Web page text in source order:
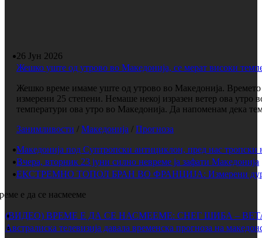
26 Јун 2026
Жешко уште од утрово во Македонија, се мерат високи
Жешко време имаме уште од утрово во Македонија. Времето
измерени 25 степени. Немаше некој изразен ветер ова
температури ова утро во Македонија. Да напоменам дека
Занимливости / Македонија / Прогноза
Македонија под Суптропски антициклон, пред нас тропски
Вчера, вторник 23 јуни силно невреме ја зафати Македонија
ЕКСТРЕМНО ТОПОЛ БРАН ВО ФРАНЦИЈА: Измерени дури
е да се насмееме
(ВИДЕО) ВРЕМЕ Е ДА СЕ НАСМЕЕМЕ: СНЕГ ШИБА –
Австралиска телевизија давала временска прогноза на